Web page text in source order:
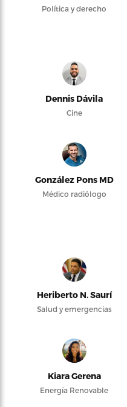
Política y derecho
Dennis Dávila
Cine
González Pons MD
Médico radiólogo
Heriberto N. Saurí
Salud y emergencias
Kiara Gerena
Energía Renovable